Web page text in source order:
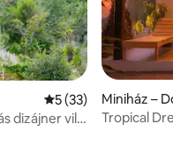
Átlagos értékelés: 5/
5 (33)
dizájner villa
Miniház –
Tropical